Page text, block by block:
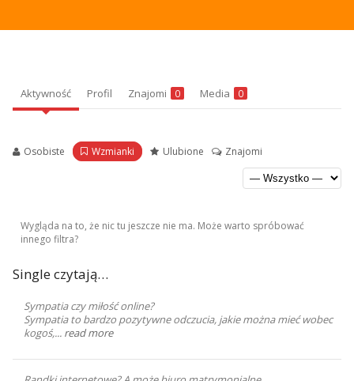
Aktywność Profil Znajomi 0 Media 0
Osobiste Wzmianki Ulubione Znajomi
Wygląda na to, że nic tu jeszcze nie ma. Może warto spróbować
innego filtra?
Single czytają…
Sympatia czy miłość online?
Sympatia to bardzo pozytywne odczucia, jakie można mieć wobec
kogoś,... read more